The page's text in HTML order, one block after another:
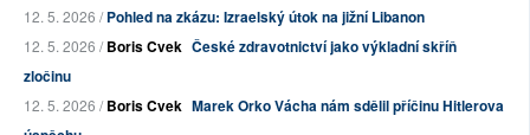
12. 5. 2026 /Pohled na zkázu: Izraelský útok na jižní Libanon
12. 5. 2026 /Boris Cvek České zdravotnictví jako výkladní skříň
zločinu
12. 5. 2026 /Boris Cvek Marek Orko Vácha nám sdělil příčinu Hitlerova